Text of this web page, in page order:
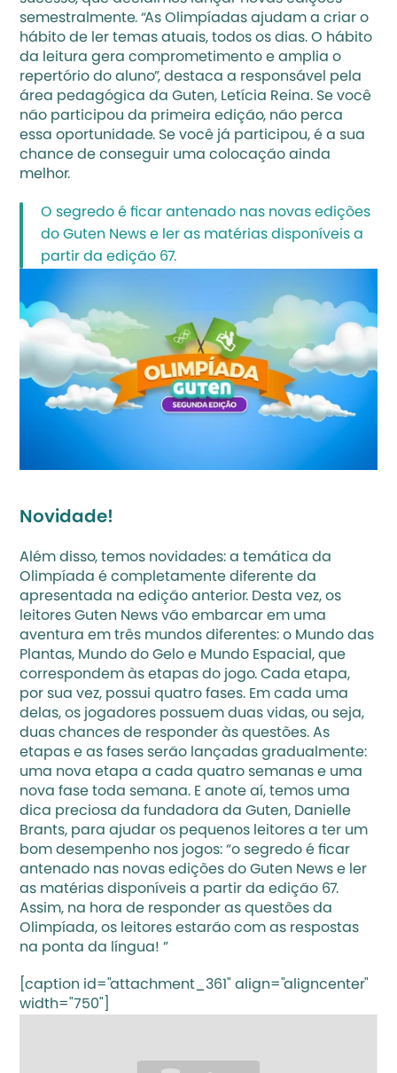
semestralmente. “As Olimpíadas ajudam a criar o
hábito de ler temas atuais, todos os dias. O hábito
da leitura gera comprometimento e amplia o
repertório do aluno”, destaca a responsável pela
área pedagógica da Guten, Letícia Reina. Se você
não participou da primeira edição, não perca
essa oportunidade. Se você já participou, é a sua
chance de conseguir uma colocação ainda
melhor.
O segredo é ficar antenado nas novas edições
do Guten News e ler as matérias disponíveis a
partir da edição 67.
Novidade!
Além disso, temos novidades: a temática da
Olimpíada é completamente diferente da
apresentada na edição anterior. Desta vez, os
leitores Guten News vão embarcar em uma
aventura em três mundos diferentes: o Mundo das
Plantas, Mundo do Gelo e Mundo Espacial, que
correspondem às etapas do jogo. Cada etapa,
por sua vez, possui quatro fases. Em cada uma
delas, os jogadores possuem duas vidas, ou seja,
duas chances de responder às questões. As
etapas e as fases serão lançadas gradualmente:
uma nova etapa a cada quatro semanas e uma
nova fase toda semana. E anote aí, temos uma
dica preciosa da fundadora da Guten, Danielle
Brants, para ajudar os pequenos leitores a ter um
bom desempenho nos jogos: “o segredo é ficar
antenado nas novas edições do Guten News e ler
as matérias disponíveis a partir da edição 67.
Assim, na hora de responder as questões da
Olimpíada, os leitores estarão com as respostas
na ponta da língua! ”
[caption id="attachment_361" align="aligncenter"
width="750"]